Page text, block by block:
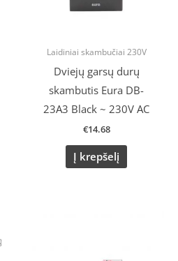
Laidiniai skambučiai 230V
Dviejų garsų durų
skambutis Eura DB-
23A3 Black ~ 230V AC
€14.68
Į krepšelį